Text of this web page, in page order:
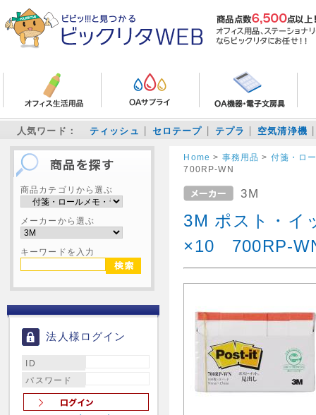
人気ワード： ティッシュ セロテープ テプラ 空気清浄機
商品カテゴリから選ぶ
メーカーから選ぶ
キーワードを入力
法人様ログイン
ID
パスワード
Home > 事務用品 > 付箋・ロ
700RP-WN
3M
3M ポスト・イ
×10 700RP-